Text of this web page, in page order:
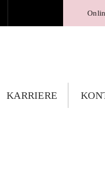
KARRIERE